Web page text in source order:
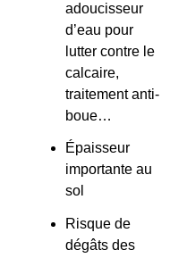
adoucisseur
d’eau pour
lutter contre le
calcaire,
traitement anti-
boue…
Épaisseur
importante au
sol
Risque de
dégâts des